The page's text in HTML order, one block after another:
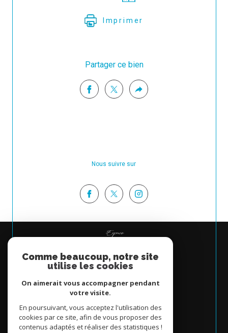
Imprimer
Partager ce bien
Nous suivre sur
Espace
Se connecter
Comme beaucoup, notre site
utilise les cookies
On aimerait vous accompagner pendant
votre visite.
En poursuivant, vous acceptez l'utilisation des
cookies par ce site, afin de vous proposer des
contenus adaptés et réaliser des statistiques !